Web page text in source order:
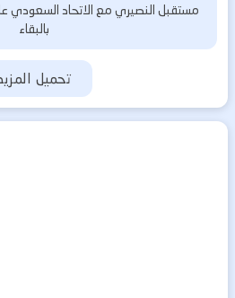
مستقبل النصيري مع الاتحاد
بالبقاء
تحميل